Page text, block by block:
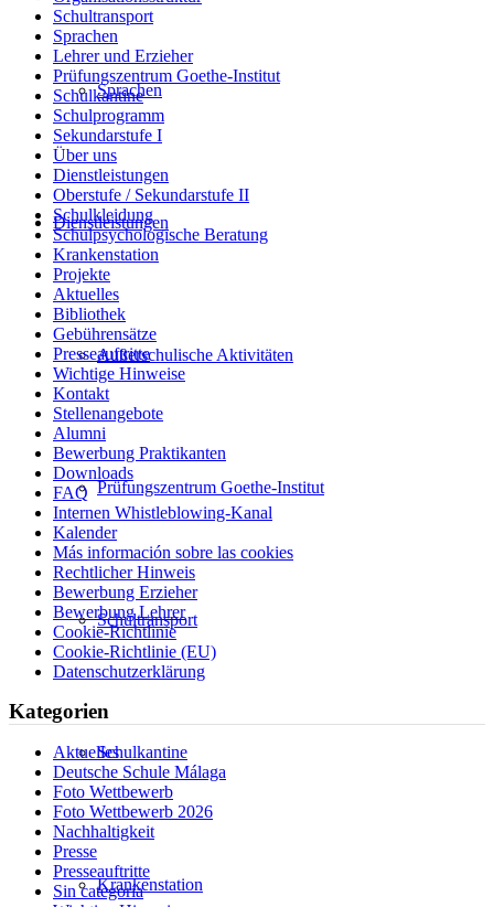
Sprachen
Dienstleistungen
Außerschulische Aktivitäten
Prüfungszentrum Goethe-Institut
Schultransport
Schulkantine
Krankenstation
Schultransport
Sprachen
Lehrer und Erzieher
Prüfungszentrum Goethe-Institut
Schulkantine
Schulprogramm
Sekundarstufe I
Über uns
Dienstleistungen
Oberstufe / Sekundarstufe II
Schulkleidung
Schulpsychologische Beratung
Krankenstation
Projekte
Aktuelles
Bibliothek
Gebührensätze
Presseauftritte
Wichtige Hinweise
Kontakt
Stellenangebote
Alumni
Bewerbung Praktikanten
Downloads
FAQ
Internen Whistleblowing-Kanal
Kalender
Más información sobre las cookies
Rechtlicher Hinweis
Bewerbung Erzieher
Bewerbung Lehrer
Cookie-Richtlinie
Cookie-Richtlinie (EU)
Datenschutzerklärung
Kategorien
Aktuelles
Deutsche Schule Málaga
Foto Wettbewerb
Foto Wettbewerb 2026
Nachhaltigkeit
Presse
Presseauftritte
Sin categoría